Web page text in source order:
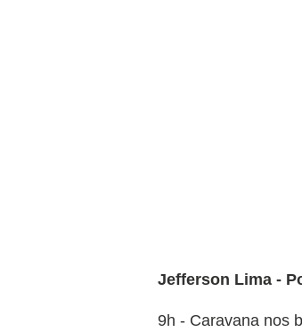
Jefferson Lima -
9h - Caravana nos